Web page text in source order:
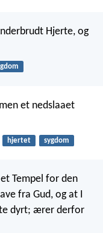
Hjerte, og
men et nedslaaet
hjertet sygdom
Tempel for den
fra Gud, og at I
dyrt; ærer derfor